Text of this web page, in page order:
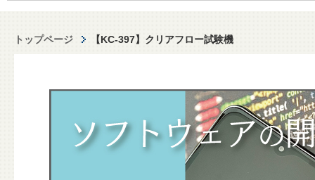
トップページ 【KC-397】クリアフロー試験機